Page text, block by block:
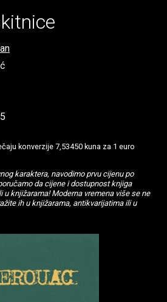
konverzije 7,53450 kuna za 1 euro
karaktera, navodimo prvu cijenu po
da cijene i dostupnost knjiga
u knjižarama! Moderna vremena više se ne
ih u knjižarama, antikvarijatima ili u